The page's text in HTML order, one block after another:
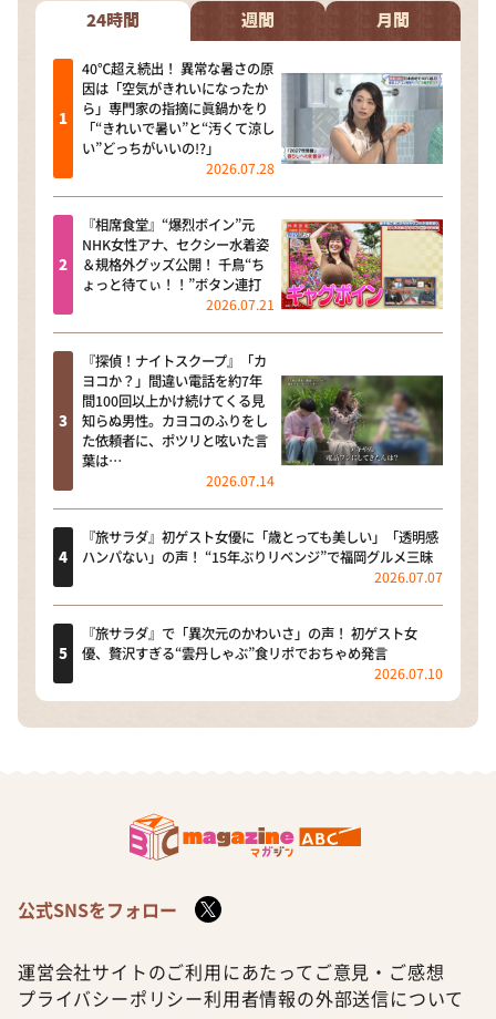
24時間 週間 月間
40℃超え続出！ 異常な暑さの原
因は「空気がきれいになったか
ら」専門家の指摘に眞鍋かをり
「“きれいで暑い”と“汚くて涼し
い”どっちがいいの!?」
2026.07.28
『相席食堂』“爆烈ボイン”元
NHK女性アナ、セクシー水着姿
＆規格外グッズ公開！ 千鳥“ち
ょっと待てぃ！！”ボタン連打
2026.07.21
『探偵！ナイトスクープ』「カ
ヨコか？」間違い電話を約7年
間100回以上かけ続けてくる見
知らぬ男性。カヨコのふりをし
た依頼者に、ポツリと呟いた言
葉は…
2026.07.14
『旅サラダ』初ゲスト女優に「歳とっても美しい」「透明感
ハンパない」の声！ “15年ぶりリベンジ”で福岡グルメ三昧
2026.07.07
『旅サラダ』で「異次元のかわいさ」の声！ 初ゲスト女
優、贅沢すぎる“雲丹しゃぶ”食リポでおちゃめ発言
2026.07.10
公式SNSをフォロー
運営会社サイトのご利用にあたって ご意見・ご感想
プライバシーポリシー利用者情報の外部送信について